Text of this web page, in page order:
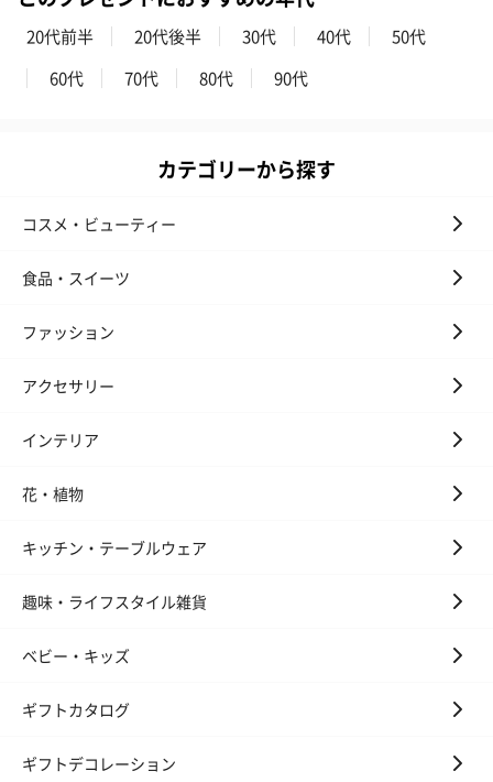
20代前半 20代後半 30代 40代
50代
60代
70代 80代 90代
カテゴリーから探す
コスメ・ビューティー
食品・スイーツ
ファッション
アクセサリー
インテリア
花・植物
キッチン・テーブルウェア
趣味・ライフスタイル雑貨
ベビー・キッズ
ギフトカタログ
ギフトデコレーション